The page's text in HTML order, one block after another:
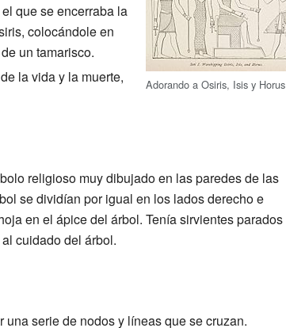
Adorando a Osiris, Isis y Horus
que se encerraba la
colocándole en
un tamarisco.
la vida y la muerte,
religioso muy dibujado en las paredes de las
se dividían por igual en los lados derecho e
en el ápice del árbol. Tenía sirvientes parados
cuidado del árbol.
serie de nodos y líneas que se cruzan.